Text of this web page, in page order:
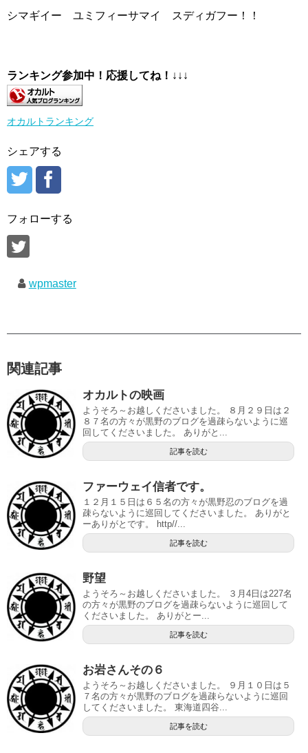
シマギイー ユミフィーサマイ スディガフー！！
ランキング参加中！応援してね！ ↓↓↓
オカルトランキング
シェアする
フォローする
wpmaster
関連記事
オカルトの映画
ようそろ～お越しくださいました。 ８月２９日は２
８７名の方々が黒野のブログを過疎らないように巡
回してくださいました。 ありがと...
記事を読む
ファーウェイ信者です。
１２月１５日は６５名の方々が黒野忍のブログを過
疎らないように巡回してくださいました。 ありがと
ーありがとです。 http//...
記事を読む
野望
ようそろ～お越しくださいました。 ３月4日は227名
の方々が黒野のブログを過疎らないように巡回して
くださいました。 ありがとー...
記事を読む
お岩さんその６
ようそろ～お越しくださいました。 ９月１０日は５
７名の方々が黒野のブログを過疎らないように巡回
してくださいました。 東海道四谷...
記事を読む